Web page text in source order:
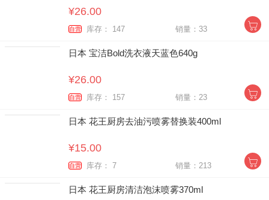
¥26.00
自营 库存： 147 销量：33
日本 宝洁Bold洗衣液天蓝色640g
¥26.00
自营 库存： 157 销量：23
日本 花王厨房去油污喷雾替换装400ml
¥15.00
自营 库存： 7 销量：213
日本 花王厨房清洁泡沫喷雾370ml